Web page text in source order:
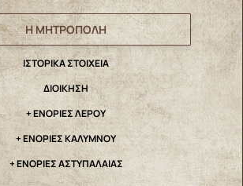
Η ΜΗΤΡΟΠΟΛΗ
IΣΤΟΡΙΚΑ ΣΤΟΙΧΕΙΑ
ΔΙΟΙΚΗΣΗ
+ ΕΝΟΡΙΕΣ ΛΕΡΟΥ
+ ΕΝΟΡΙΕΣ ΚΑΛΥΜΝΟΥ
+ ΕΝΟΡΙΕΣ ΑΣΤΥΠΑΛΑΙΑΣ